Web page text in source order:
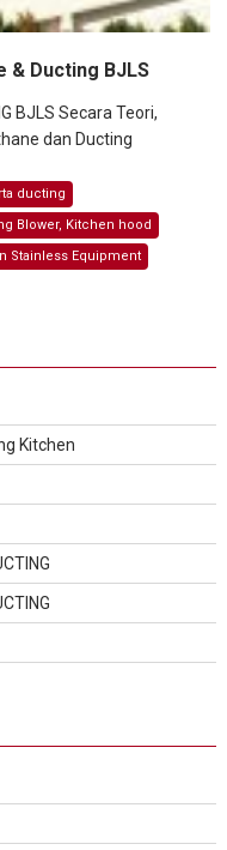
& Ducting BJLS
BJLS Secara Teori,
dan Ducting
ducting
Blower, Kitchen hood
Stainless Equipment
Kitchen